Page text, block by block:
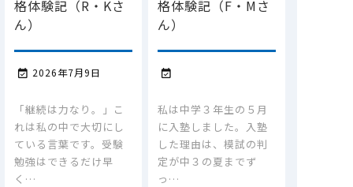
格体験記（R・Kさ
ん）
 2026年7月9日
「継続は力なり。」こ
れは私の中で大切にし
ている言葉です。受験
勉強はできるだけ早
く…
格体験記（F・Mさ
ん）

私は中学３年生の５月
に入塾しました。入塾
した理由は、模試の判
定が中３の夏までず
っ…